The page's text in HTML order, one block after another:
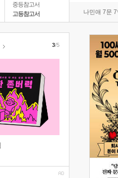
중등참고서
고등참고서
나민애 7문
3/5